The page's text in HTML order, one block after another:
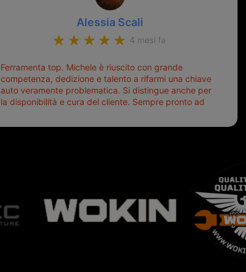
Alessia Scali
4 mesi fa
Ferramenta top. Michele è riuscito con grande
competenza, dedizione e talento a rifarmi una chiave
auto veramente problematica. Si distingue anche per
la disponibilità e cura del cliente. Sempre pronto ad